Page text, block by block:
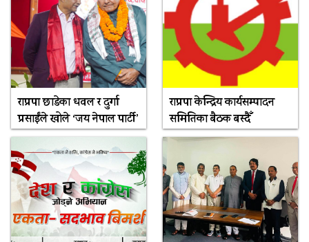
राप्रपा छाडेका धवल र दुर्गा
प्रसाईंले खोले ‘जय नेपाल पार्टी’
राप्रपा केन्द्रिय कार्यसम्पादन
समितिका बैठक बस्दैँ